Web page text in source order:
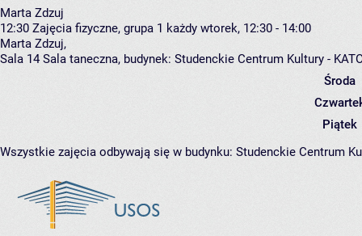
Marta Zdzuj
12:30 Zajęcia fizyczne, grupa 1 każdy wtorek, 12:30 - 14:00
Marta Zdzuj,
Sala 14 Sala taneczna, budynek: Studenckie Centrum Kultury -
Środa
Piątek
Wszystkie zajęcia odbywają się w budynku: Studenckie Centrum